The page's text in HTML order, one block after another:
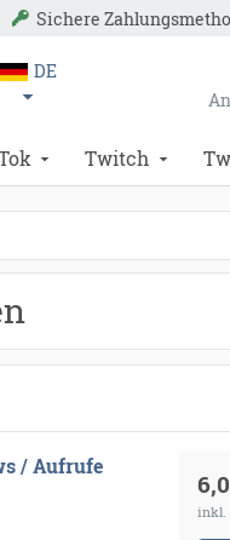
Sichere
DE
Twitch
/ Aufrufe
inkl.